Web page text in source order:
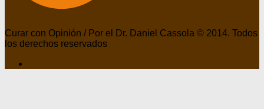
Curar con Opinión / Por el Dr. Daniel Cassola © 2014. Todos
los derechos reservados